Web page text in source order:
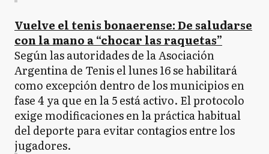
Vuelve el tenis bonaerense: De saludarse
con la mano a “chocar las raquetas”
Según las autoridades de la Asociación
Argentina de Tenis el lunes 16 se habilitará
como excepción dentro de los municipios en
fase 4 ya que en la 5 está activo. El protocolo
exige modificaciones en la práctica habitual
del deporte para evitar contagios entre los
jugadores.